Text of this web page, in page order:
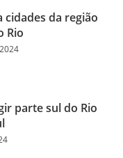
cidades da região
Rio
parte sul do Rio